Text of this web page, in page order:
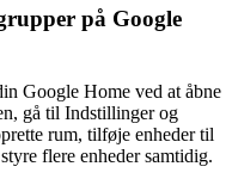
på Google
Google Home ved at åbne
gå til Indstillinger og
rum, tilføje enheder til
flere enheder samtidig.